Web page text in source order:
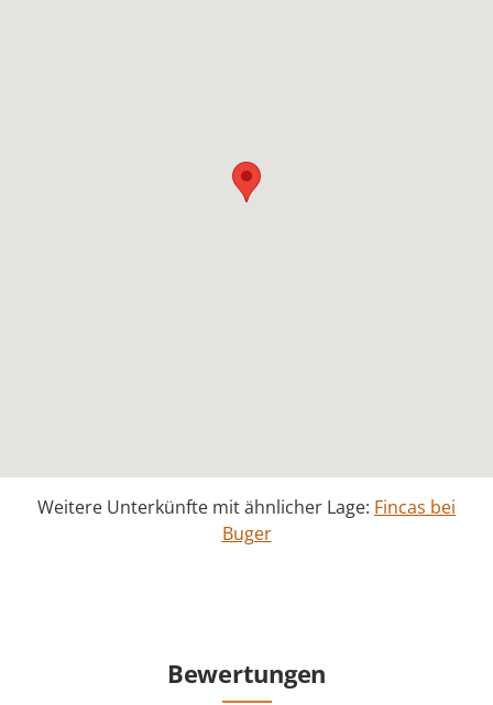
Weitere Unterkünfte mit ähnlicher Lage: Fincas bei
Buger
Bewertungen